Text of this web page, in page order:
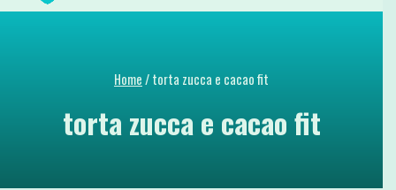
Home/torta zucca e cacao fit
torta zucca e cacao fit